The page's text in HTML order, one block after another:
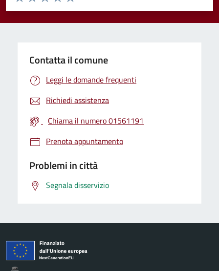
Valuta 5 stelle su 5
Valuta 4 stelle su 5
Valuta 3 stelle su 5
Valuta 2 stelle su 5
Valuta 1 stelle su 5
Contatta il comune
Leggi le domande frequenti
Richiedi assistenza
Chiama il numero 01561191
Prenota appuntamento
Problemi in città
Segnala disservizio